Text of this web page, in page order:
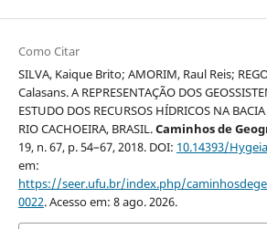
Como Citar
SILVA, Kaique Brito; AMORIM, Raul Reis;
Calasans. A REPRESENTAÇÃO DOS
ESTUDO DOS RECURSOS HÍDRICOS NA
RIO CACHOEIRA, BRASIL.Caminhos de
19, n. 67, p. 54–67, 2018. DOI: 10.14393/
em:
https://seer.ufu.br/index.php/
0022. Acesso em: 8 ago. 2026.